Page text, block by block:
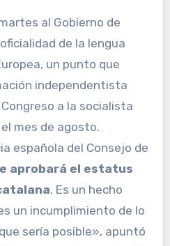
al Gobierno de
de la lengua
un punto que
independentista
a la socialista
mes de agosto.
española del Consejo de
aprobará el estatus
. Es un hecho
un incumplimiento de lo
sería posible», apuntó